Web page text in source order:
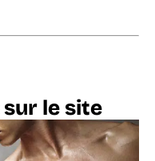
le site